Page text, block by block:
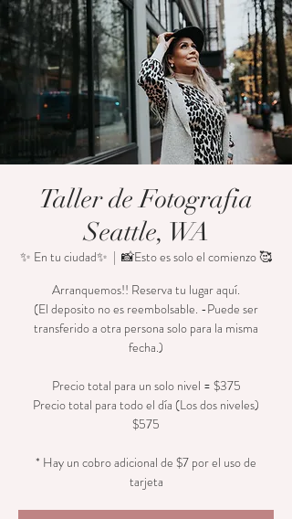
Taller de Fotografia
Seattle, WA
✨ En tu ciudad✨
  |
📸Esto es solo el comienzo 🥰
Arranquemos!! Reserva tu lugar aquí.
(El deposito no es reembolsable. -Puede ser
transferido a otra persona solo para la misma
fecha.)
Precio total para un solo nivel = $375
Precio total para todo el día (Los dos niveles)
$575
* Hay un cobro adicional de $7 por el uso de
tarjeta